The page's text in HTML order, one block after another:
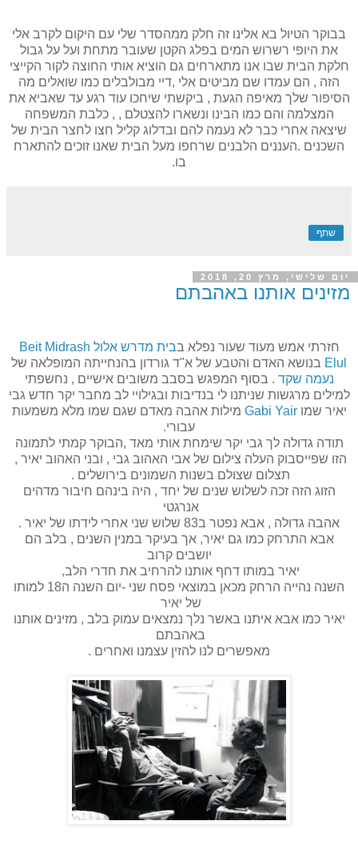
בבוקר הטיול בא אלינו זה חלק ממהסדר שלי עם היקום לקרב אלי
את היופי רשרוש המים בפלג הקטן שעובר מתחת ועל על גבול
חלקת הבית שבו אנו מתארחים גם הוציא אותי החוצה לקור הקייצי
הזה , הם עמדו שם מביטים אלי ,דיי מבולבלים כמו שואלים מה
הסיפור שלך מאיפה הגעת , ביקשתי שיחכו עוד רגע עד שאביא את
המצלמה והם כמו הבינו ונשארו להצטלם , , כלבת המשפחה
שיצאה אחרי כבר לא נעמה להם ובדלוג קליל חצו לחצר הבית של
השכנים .העננים הלבנים שרחפו מעל הבית שאנו זוכים להתארח
בו.
שתף
יום שלישי, מרץ 20, 2018
מזינים אותנו באהבתם
חזרתי אמש מעוד שעור נפלא ב
בית מדרש אלול Beit Midrash
Elul בנושא האדם והטבע של א"ד גורדון בהנחייתה המופלאה של
נעמה שקד . בסוף המפגש בסבב משובים אישיים , נחשפתי
למילים מרגשות שניתנו לי בנדיבות ובגילויי לב מחבר יקר חדש גבי
יאיר שמוGabi Yair מילות אהבה מאדם שגם שמו מלא משמעות
עבורי.
תודה גדולה לך גבי יקר שימחת אותי מאד ,הבוקר קמתי לתמונה
הזו שפייסבוק העלה צילום של אבי האהוב גבי , ובני האהוב יאיר ,
תצלום שצולם בשנות השמונים בירושלים .
הזוג הזה זכה לשלוש שנים של יחד , היה בינהם חיבור מדהים
אנרגטי
אהבה גדולה , אבא נפטר ב83 שלוש שני אחרי לידתו של יאיר .
אבא התרחק כמו גם יאיר, אך בעיקר במנין השנים , בלב הם
יושבים קרוב
יאיר במותו דחף אותנו להרחיב את חדרי הלב,
השנה נהייה הרחק מכאן במוצאי פסח שני -יום השנה ה18 למותו
של יאיר
יאיר כמו אבא איתנו באשר נלך נמצאים עמוק בלב , מזינים אותנו
באהבתם
מאפשרים לנו להזין עצמנו ואחרים .